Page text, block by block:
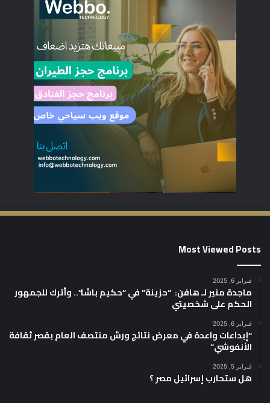
Most Viewed Posts
فبراير 6, 2025
ماجدة منير لـ هافن: “حزينة” في “حكيم باشا”.. وأترك للجمهور
الحكم على شخصيتي
فبراير 6, 2025
“إبداعات واعدة في معرض نتائج ورش منتصف العام بقصر ثقافة
الأنفوشي”
فبراير 5, 2025
هل ستحارب إسرائيل مصر ؟